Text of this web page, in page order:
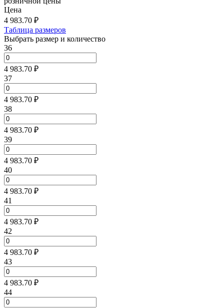
Цена
4 983.70 ₽
Таблица размеров
Выбрать размер и количество
36
4 983.70 ₽
37
4 983.70 ₽
38
4 983.70 ₽
39
4 983.70 ₽
40
4 983.70 ₽
41
4 983.70 ₽
42
4 983.70 ₽
43
4 983.70 ₽
44